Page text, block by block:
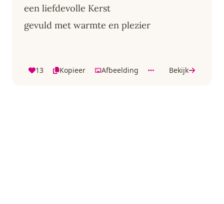
een liefdevolle Kerst
gevuld met warmte en plezier
13 Kopieer Afbeelding Bekijk